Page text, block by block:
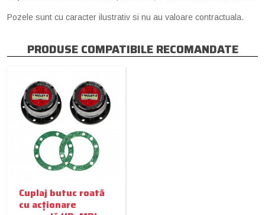
Pozele sunt cu caracter ilustrativ si nu au valoare contractuala.
PRODUSE COMPATIBILE RECOMANDATE
Cuplaj butuc roată
cu acționare